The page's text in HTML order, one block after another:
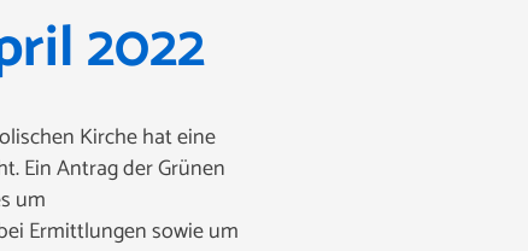
2022
Kirche hat eine
Ein Antrag der Grünen
um
Ermittlungen sowie um